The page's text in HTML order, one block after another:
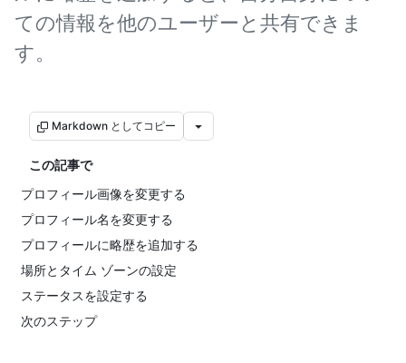
ての情報を他のユーザーと共有できま
す。
Markdown としてコピー
この記事で
プロフィール画像を変更する
プロフィール名を変更する
プロフィールに略歴を追加する
場所とタイム ゾーンの設定
ステータスを設定する
次のステップ